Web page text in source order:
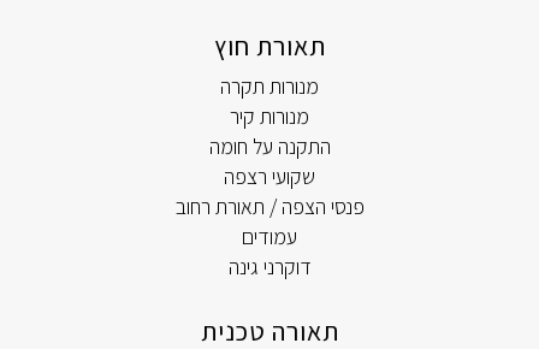
תאורת חוץ
מנורות תקרה
מנורות קיר
התקנה על חומה
שקועי רצפה
פנסי הצפה / תאורת רחוב
עמודים
דוקרני גינה
תאורה טכנית